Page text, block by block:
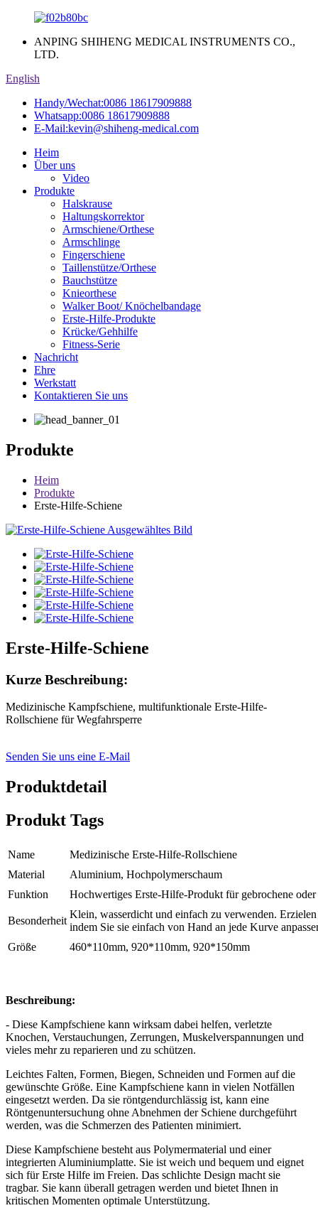
ANPING SHIHENG MEDICAL INSTRUMENTS CO.,
LTD.
English
Handy/Wechat:0086 18617909888
Whatsapp:0086 18617909888
E-Mail:kevin@shiheng-medical.com
Heim
Über uns
Video
Produkte
Halskrause
Haltungskorrektor
Armschiene/Orthese
Armschlinge
Fingerschiene
Taillenstütze/Orthese
Bauchstütze
Knieorthese
Walker Boot/ Knöchelbandage
Erste-Hilfe-Produkte
Krücke/Gehhilfe
Fitness-Serie
Nachricht
Ehre
Werkstatt
Kontaktieren Sie uns
Produkte
Heim
Produkte
Erste-Hilfe-Schiene
Erste-Hilfe-Schiene
Kurze Beschreibung:
Medizinische Kampfschiene, multifunktionale Erste-Hilfe-
Rollschiene für Wegfahrsperre
Senden Sie uns eine E-Mail
Produktdetail
Produkt Tags
Name
Medizinische Erste-Hilfe-Rollschiene
Material
Aluminium, Hochpolymerschaum
Funktion
Hochwertiges Erste-Hilfe-Produkt für gebrochene
Besonderheit
Klein, wasserdicht und einfach zu verwenden.
indem Sie sie einfach von Hand an jede Kurve
Größe
460*110mm, 920*110mm, 920*150mm
Beschreibung:
- Diese Kampfschiene kann wirksam dabei helfen, verletzte
Knochen, Verstauchungen, Zerrungen, Muskelverspannungen und
vieles mehr zu reparieren und zu schützen.
Leichtes Falten, Formen, Biegen, Schneiden und Formen auf die
gewünschte Größe. Eine Kampfschiene kann in vielen Notfällen
eingesetzt werden. Da sie röntgendurchlässig ist, kann eine
Röntgenuntersuchung ohne Abnehmen der Schiene durchgeführt
werden, was die Schmerzen des Patienten minimiert.
Diese Kampfschiene besteht aus Polymermaterial und einer
integrierten Aluminiumplatte. Sie ist weich und bequem und eignet
sich für Erste Hilfe im Freien. Das schlichte Design macht sie
tragbar. Sie kann überall getragen werden und bietet Ihnen in
kritischen Momenten optimale Unterstützung.